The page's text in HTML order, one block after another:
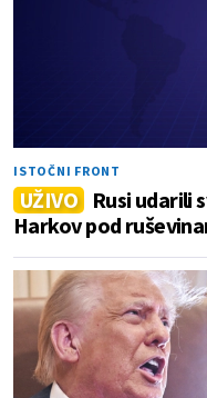
ISTOČNI FRONT
UŽIVO Rusi udarili
Harkov pod